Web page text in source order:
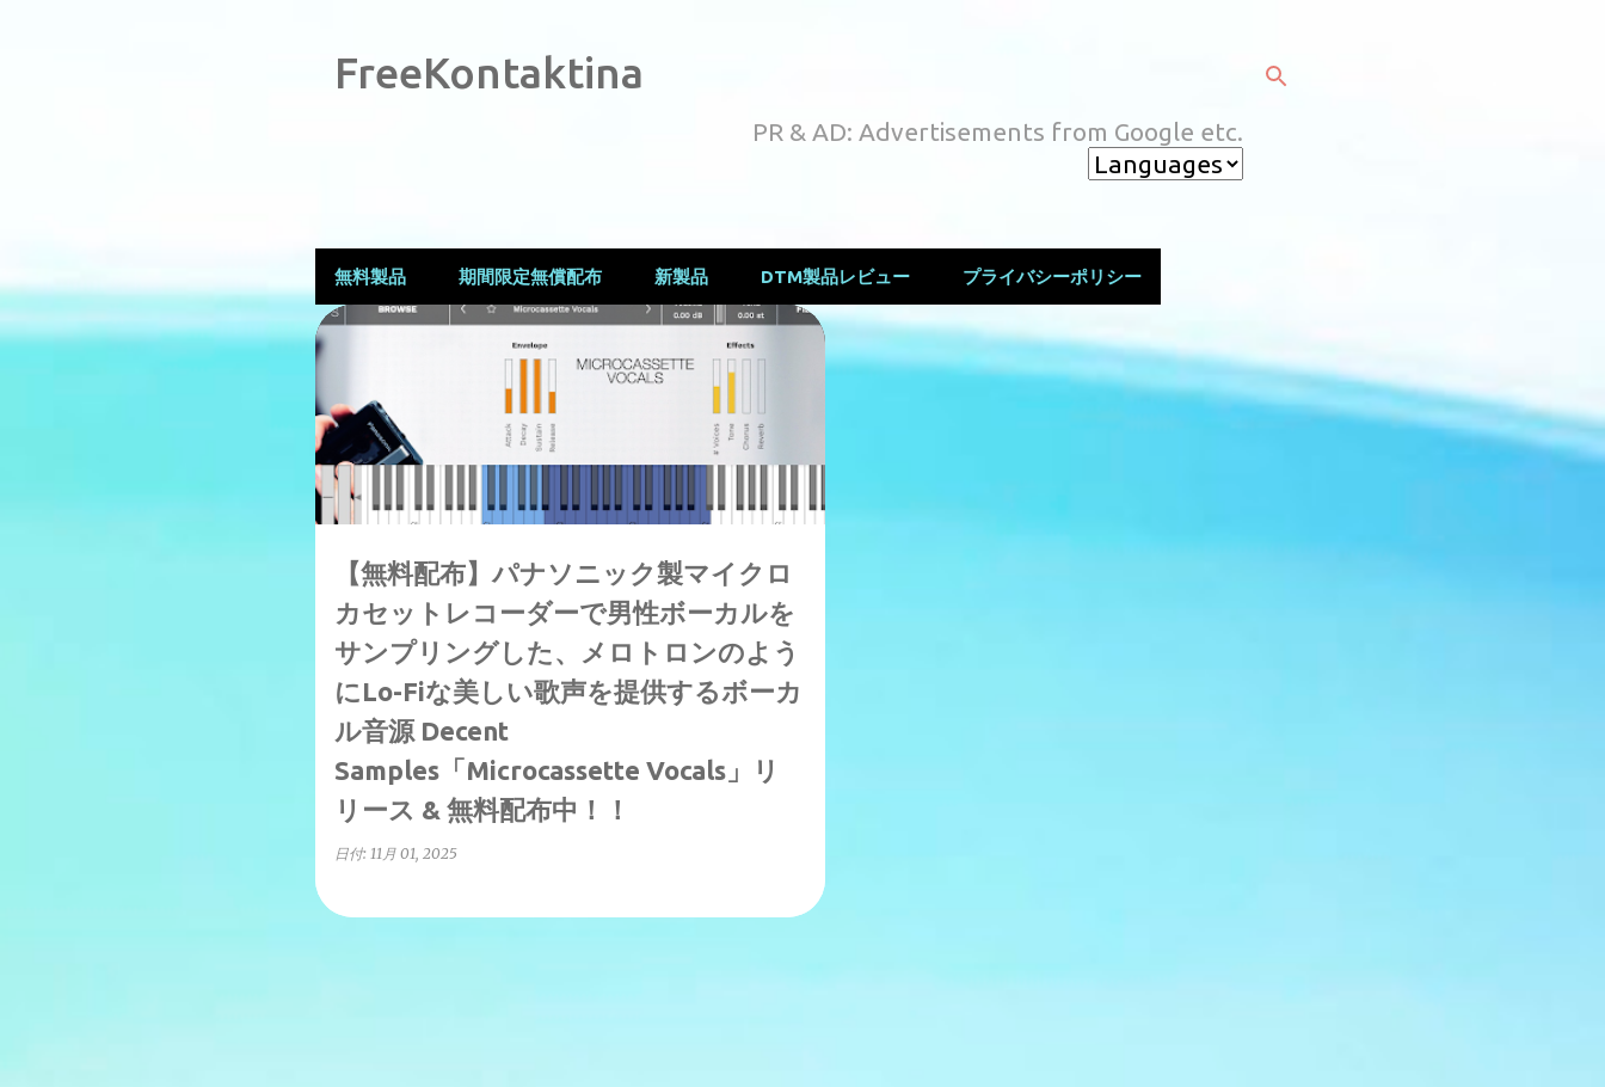
FreeKontaktina
PR & AD: Advertisements from Google etc.
無料製品 期間限定無償配布 新製品 DTM製品レビュー プライバシーポリシー
投
稿
【無料配布】パナソニック製マイクロ
カセットレコーダーで男性ボーカルを
サンプリングした、メロトロンのよう
にLo-Fiな美しい歌声を提供するボーカ
ル音源 Decent
Samples「Microcassette Vocals」リ
リース & 無料配布中！！
日付: 11月 01, 2025